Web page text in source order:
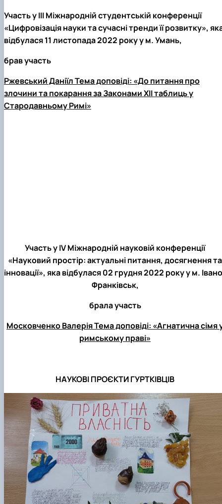
Участь у ІІІ Міжнародній студентській конференції
«Цифровізація науки та сучасні тренди її розвитку»,
відбулася 11 листопада 2022 року у м. Умань,
брав участь
Ржевський Даніїл Тема доповіді: «До питання про
злочини та покарання за Законами ХІІ таблиць у
Стародавньому Римі»
Участь у ІV Міжнародній науковій конференції
«Науковий простір: актуальні питання, досягнення та
інновації», яка відбулася 02 грудня 2022 року у м.
Франківськ,
брала участь
Московченко Валерія Тема доповіді: «Агнатична сімя
римському праві»
НАУКОВІ ПРОЄКТИ ГУРТКІВЦІВ